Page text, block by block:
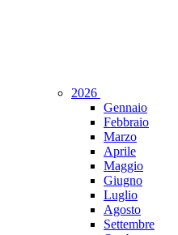
2026
Gennaio
Febbraio
Marzo
Aprile
Maggio
Giugno
Luglio
Agosto
Settembre